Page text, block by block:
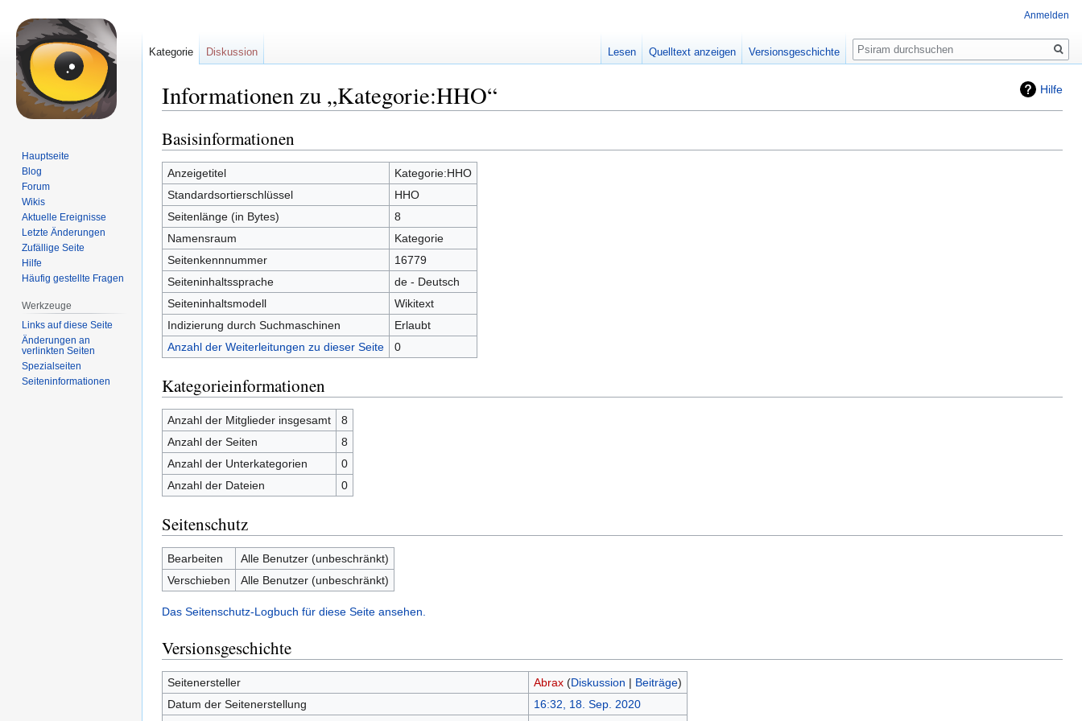
Hilfe
Informationen zu „Kategorie:HHO“
Zur
Navigation
springen
Zur
Suche
springen
Basisinformationen
Anzeigetitel
Kategorie:HHO
Standardsortierschlüssel
HHO
Seitenlänge (in Bytes)
8
Namensraum
Kategorie
Seitenkennnummer
16779
Seiteninhaltssprache
de - Deutsch
Seiteninhaltsmodell
Wikitext
Indizierung durch Suchmaschinen
Erlaubt
Anzahl der Weiterleitungen zu dieser Seite
0
Kategorieinformationen
Anzahl der Mitglieder insgesamt
8
Anzahl der Seiten
8
Anzahl der Unterkategorien
0
Anzahl der Dateien
0
Seitenschutz
Bearbeiten
Alle Benutzer (unbeschränkt)
Verschieben
Alle Benutzer (unbeschränkt)
Das Seitenschutz-Logbuch für diese Seite ansehen.
Versionsgeschichte
Seitenersteller Abrax (Diskussion | Beiträge)
Datum der Seitenerstellung
16:32, 18. Sep. 2020
Anmelden
Kategorie Diskussion Lesen Quelltext anzeigen Versionsgeschichte
Suche
Hauptseite
Blog
Forum
Wikis
Aktuelle Ereignisse
Letzte Änderungen
Zufällige Seite
Hilfe
Häufig gestellte Fragen
Werkzeuge
Links auf diese Seite
Änderungen an
verlinkten Seiten
Spezialseiten
Seiten­informationen